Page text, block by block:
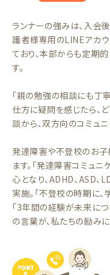
ランナーの強みは、入会
護者様専用のLINEアカウ
ており、本部からも定期
す。
「親の勉強の相談にも丁
仕方に疑問を感じたら、
談から、双方向のコミュ
発達障害や不登校のお
ます。「発達障害コミュ
心となり、ADHD、ASD
実施。「不登校の時期に
「3年間の経験が未来に
の言葉が、私たちの励みに